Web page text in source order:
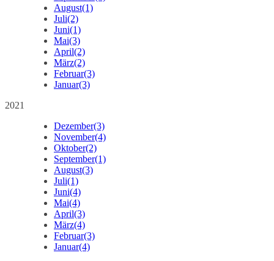
August(1)
Juli(2)
Juni(1)
Mai(3)
April(2)
März(2)
Februar(3)
Januar(3)
2021
Dezember(3)
November(4)
Oktober(2)
September(1)
August(3)
Juli(1)
Juni(4)
Mai(4)
April(3)
März(4)
Februar(3)
Januar(4)